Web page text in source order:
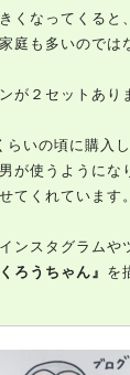
くなってくると
庭も多いのでは
が２セットあり
らいの頃に購入
が使うようにな
てくれています。
ンスタグラムや
ろうちゃん』 を